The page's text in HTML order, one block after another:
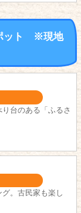
ポット ※現地
台のある「ふるさ
。古民家も楽し